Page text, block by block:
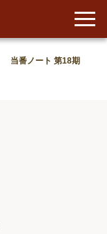
当番ノート 第18期